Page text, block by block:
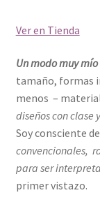
Ver en Tienda
Un modo muy
tamaño, formas
menos –
diseños con clase
Soy consciente
convencionales,
para ser
primer vistazo.